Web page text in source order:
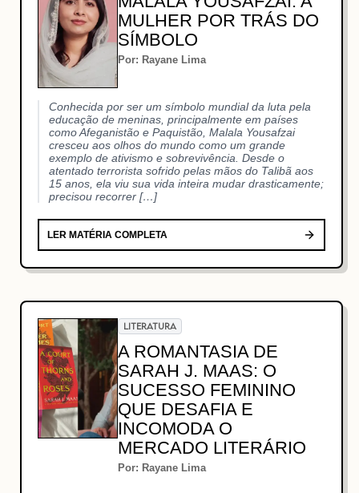
MULHER POR TRÁS DO
SÍMBOLO
Por: Rayane Lima
Conhecida por ser um símbolo mundial da luta pela
educação de meninas, principalmente em países
como Afeganistão e Paquistão, Malala Yousafzai
cresceu aos olhos do mundo como um grande
exemplo de ativismo e sobrevivência. Desde o
atentado terrorista sofrido pelas mãos do Talibã aos
15 anos, ela viu sua vida inteira mudar drasticamente;
precisou recorrer […]
LER MATÉRIA COMPLETA
LITERATURA
A ROMANTASIA DE
SARAH J. MAAS: O
SUCESSO FEMININO
QUE DESAFIA E
INCOMODA O
MERCADO LITERÁRIO
Por: Rayane Lima